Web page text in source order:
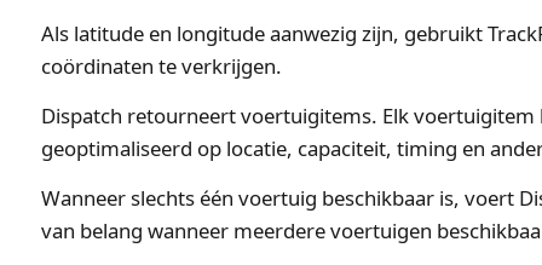
Als latitude en longitude aanwezig zijn, gebruikt
coördinaten te verkrijgen.
Dispatch retourneert voertuigitems. Elk
geoptimaliseerd op locatie, capaciteit, timing en
Wanneer slechts één voertuig beschikbaar is, voert
van belang wanneer meerdere voertuigen